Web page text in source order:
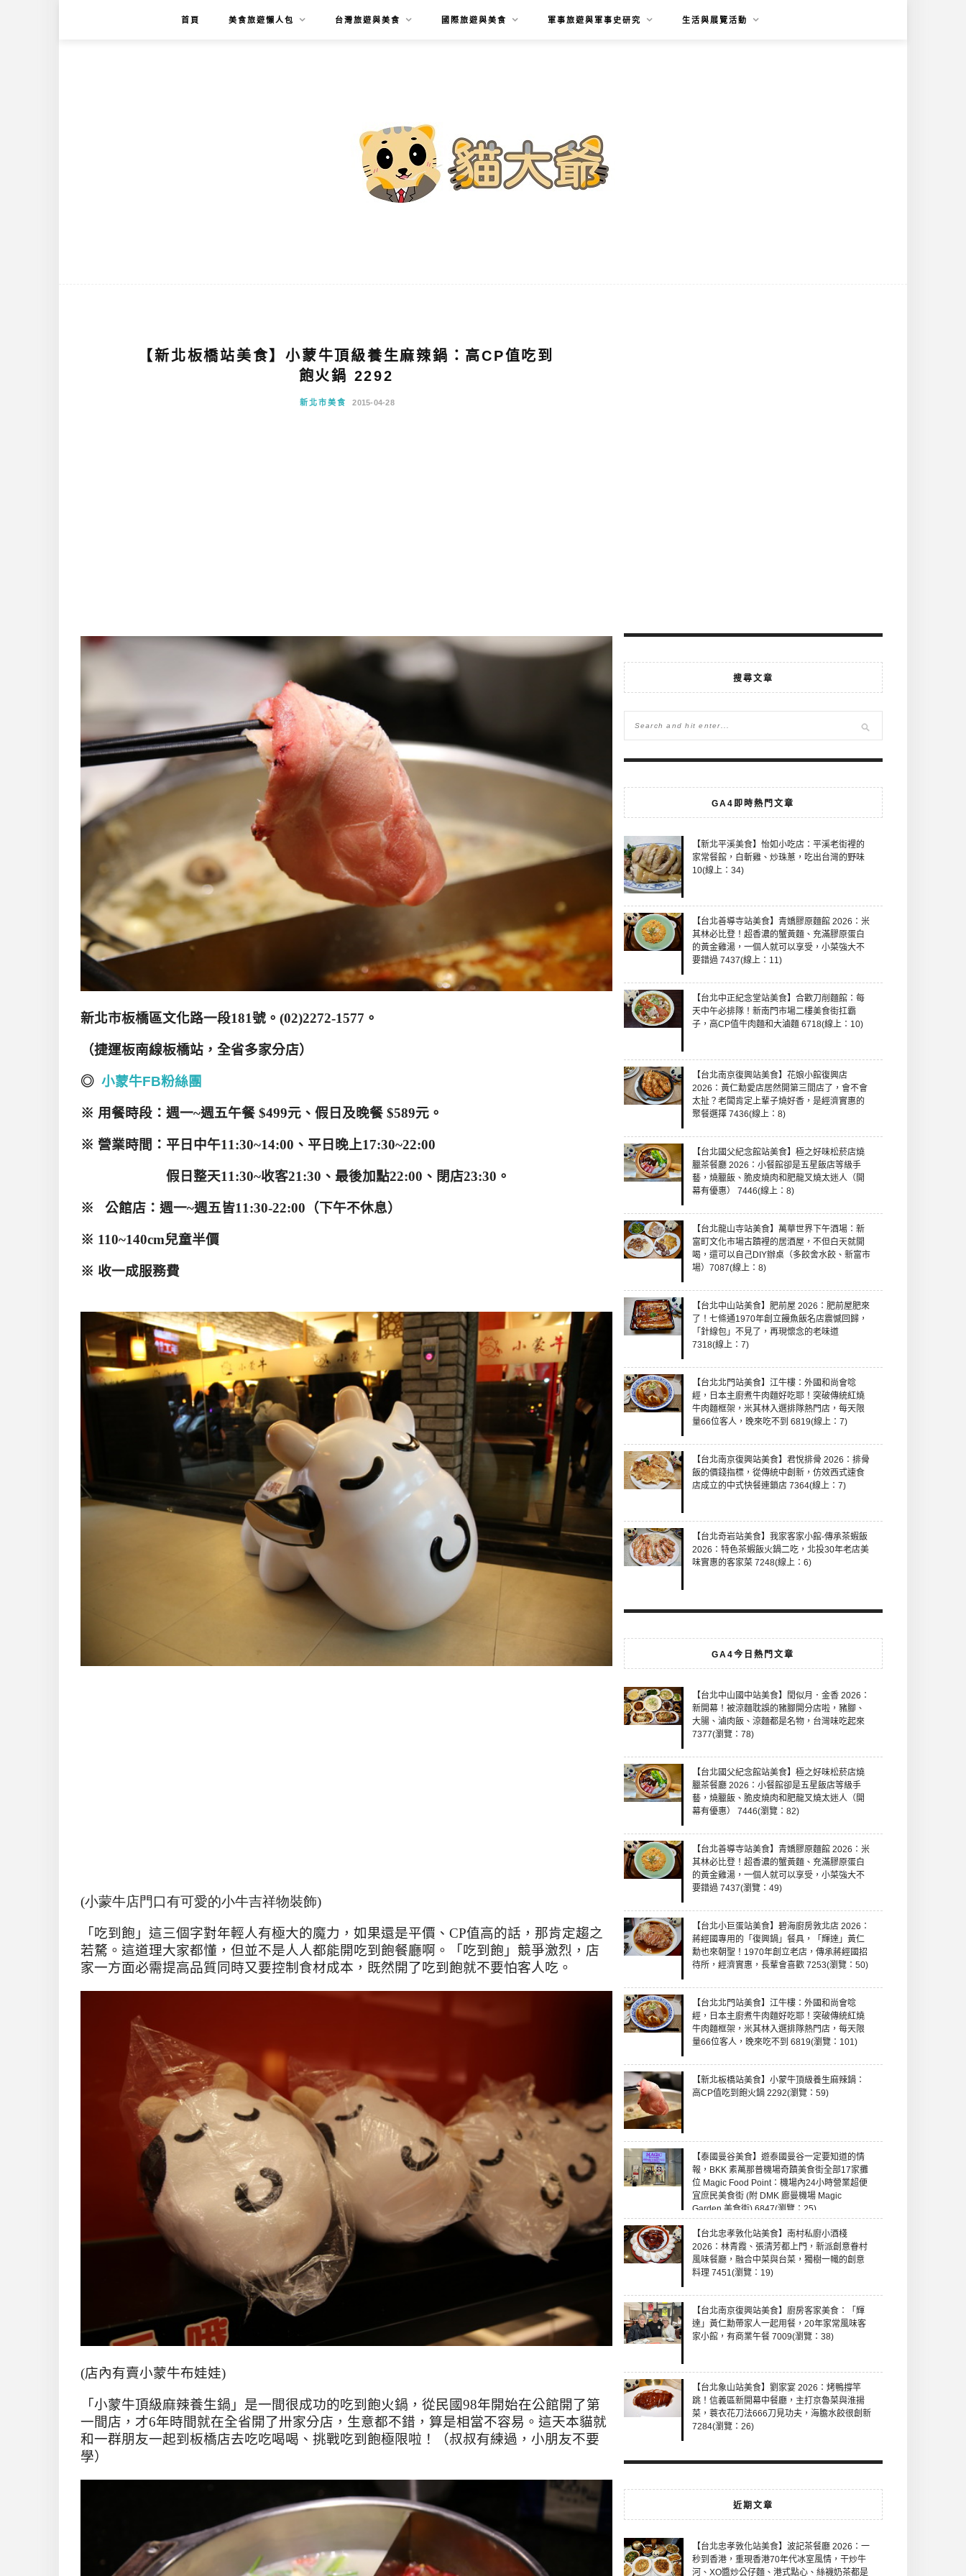
首頁 美食旅遊懶人包 台灣旅遊與美食 國際旅遊與美食 軍事旅遊與軍事史研究 生活與展覽活動
【新北板橋站美食】小蒙牛頂級養生麻辣鍋：高CP值吃到
飽火鍋 2292
新北市美食 2015-04-28
新北市板橋區文化路一段181號。 (02)2272-1577 。
（捷運板南線板橋站，全省多家分店）
◎ 小蒙牛FB粉絲團
※ 用餐時段：週一~週五午餐$499元、假日及晚餐$589元。
※ 營業時間：平日中午11:30~14:00 、平日晚上17:30~22:00
假日整天11:30~收客21:30 、最後加點22:00 、閉店23:30 。
※ 公館店：週一~週五皆11:30-22:00 （下午不休息）
※ 110~140cm兒童半價
※ 收一成服務費
(小蒙牛店門口有可愛的小牛吉祥物裝飾)
「吃到飽」這三個字對年輕人有極大的魔力，如果還是平價、 CP值高的話，那肯定趨之
若騖。這道理大家都懂，但並不是人人都能開吃到飽餐廳啊。「吃到飽」競爭激烈，店
家一方面必需提高品質同時又要控制食材成本，既然開了吃到飽就不要怕客人吃。
(店內有賣小蒙牛布娃娃)
「小蒙牛頂級麻辣養生鍋」是一間很成功的吃到飽火鍋，從民國98年開始在公館開了第
一間店，才6年時間就在全省開了卅家分店，生意都不錯，算是相當不容易。這天本貓就
和一群朋友一起到板橋店去吃吃喝喝、挑戰吃到飽極限啦！（叔叔有練過，小朋友不要
學）
搜尋文章
GA4即時熱門文章
【新北平溪美食】怡如小吃店：平溪老街裡的
家常餐館，白斬雞、炒珠蔥，吃出台灣的野味
10(線上：34)
【台北善導寺站美食】青嬌膠原麵館 2026：米
其林必比登！超香濃的蟹黃麵、充滿膠原蛋白
的黃金雞湯，一個人就可以享受，小菜強大不
要錯過 7437(線上：11)
【台北中正紀念堂站美食】合歡刀削麵館：每
天中午必排隊！新南門市場二樓美食街扛霸
子，高CP值牛肉麵和大滷麵 6718(線上：10)
【台北南京復興站美食】花娘小館復興店
2026：黃仁勳愛店居然開第三間店了，會不會
太扯？老闆肯定上輩子燒好香，是經濟實惠的
聚餐選擇 7436(線上：8)
【台北國父紀念館站美食】極之好味松菸店燒
臘茶餐廳 2026：小餐館卻是五星飯店等級手
藝，燒臘飯、脆皮燒肉和肥龍叉燒太迷人（開
幕有優惠） 7446(線上：8)
【台北龍山寺站美食】萬華世界下午酒場：新
富町文化市場古蹟裡的居酒屋，不但白天就開
喝，還可以自己DIY辦桌（多餃舍水餃、新富市
場）7087(線上：8)
【台北中山站美食】肥前屋 2026：肥前屋肥來
了！七條通1970年創立饅魚飯名店震憾回歸，
「針線包」不見了，再現懷念的老味道
7318(線上：7)
【台北北門站美食】江牛樓：外國和尚會唸
經，日本主廚煮牛肉麵好吃耶！突破傳統紅燒
牛肉麵框架，米其林入選排隊熱門店，每天限
量66位客人，晚來吃不到 6819(線上：7)
【台北南京復興站美食】君悅排骨 2026：排骨
飯的價錢指標，從傳統中創新，仿效西式速食
店成立的中式快餐連鎖店 7364(線上：7)
【台北奇岩站美食】我家客家小館-傳承茶蝦飯
2026：特色茶蝦飯火鍋二吃，北投30年老店美
味實惠的客家菜 7248(線上：6)
GA4今日熱門文章
【台北中山國中站美食】閏似月．金香 2026：
新開幕！被涼麵耽誤的豬腳開分店啦，豬腳、
大腸、滷肉飯、涼麵都是名物，台灣味吃起來
7377(瀏覽：78)
【台北國父紀念館站美食】極之好味松菸店燒
臘茶餐廳 2026：小餐館卻是五星飯店等級手
藝，燒臘飯、脆皮燒肉和肥龍叉燒太迷人（開
幕有優惠） 7446(瀏覽：82)
【台北善導寺站美食】青嬌膠原麵館 2026：米
其林必比登！超香濃的蟹黃麵、充滿膠原蛋白
的黃金雞湯，一個人就可以享受，小菜強大不
要錯過 7437(瀏覽：49)
【台北小巨蛋站美食】碧海廚房敦北店 2026：
蔣經國專用的「復興鍋」餐具，「輝達」黃仁
勳也來朝聖！1970年創立老店，傳承蔣經國招
待所，經濟實惠，長輩會喜歡 7253(瀏覽：50)
【台北北門站美食】江牛樓：外國和尚會唸
經，日本主廚煮牛肉麵好吃耶！突破傳統紅燒
牛肉麵框架，米其林入選排隊熱門店，每天限
量66位客人，晚來吃不到 6819(瀏覽：101)
【新北板橋站美食】小蒙牛頂級養生麻辣鍋：
高CP值吃到飽火鍋 2292(瀏覽：59)
【泰國曼谷美食】遊泰國曼谷一定要知道的情
報，BKK 素萬那普機場奇蹟美食街全部17家攤
位 Magic Food Point：機場內24小時營業超便
宜庶民美食街 (附 DMK 廊曼機場 Magic
Garden 美食街) 6847(瀏覽：25)
【台北忠孝敦化站美食】南村私廚小酒棧
2026：林青霞、張清芳都上門，新派創意眷村
風味餐廳，融合中菜與台菜，獨樹一幟的創意
料理 7451(瀏覽：19)
【台北南京復興站美食】廚房客家美食：「輝
達」黃仁勳帶家人一起用餐，20年家常風味客
家小館，有商業午餐 7009(瀏覽：38)
【台北象山站美食】劉家宴 2026：烤鴨撐竿
跳！信義區新開幕中餐廳，主打京魯菜與淮揚
菜，蓑衣花刀法666刀見功夫，海膽水餃很創新
7284(瀏覽：26)
近期文章
【台北忠孝敦化站美食】波記茶餐廳 2026：一
秒到香港，重現香港70年代冰室風情，干炒牛
河、XO醬炒公仔麵、港式點心、絲襪奶茶都是